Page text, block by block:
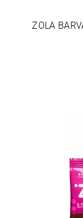
ZOLA